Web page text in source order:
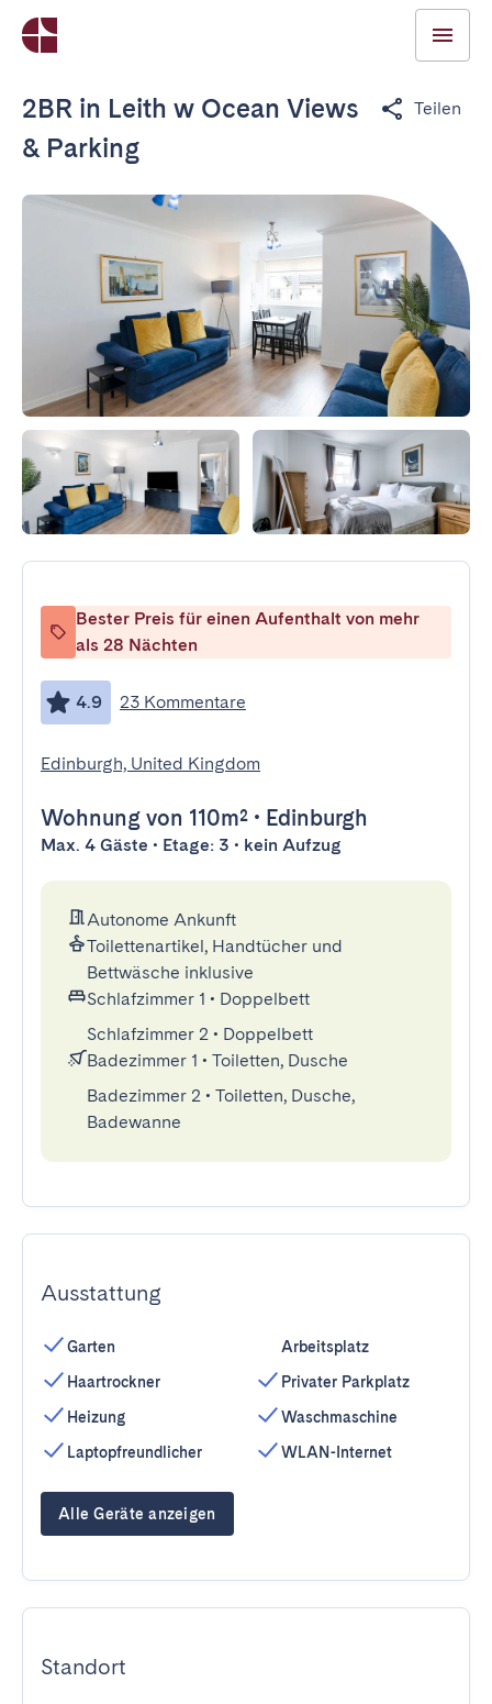
2BR in Leith w Ocean Views
& Parking
Teilen
Bester Preis für einen Aufenthalt von mehr
als 28 Nächten
4.9 23 Kommentare
Edinburgh, United Kingdom
Wohnung von 110m² • Edinburgh
Max. 4 Gäste • Etage: 3 • kein Aufzug
Autonome Ankunft
Toilettenartikel, Handtücher und
Bettwäsche inklusive
Schlafzimmer 1 • Doppelbett
Schlafzimmer 2 • Doppelbett
Badezimmer 1 • Toiletten, Dusche
Badezimmer 2 • Toiletten, Dusche,
Badewanne
Ausstattung
Garten
Haartrockner
Heizung
Laptopfreundlicher
Arbeitsplatz
Privater Parkplatz
Waschmaschine
WLAN-Internet
Alle Geräte anzeigen
Standort